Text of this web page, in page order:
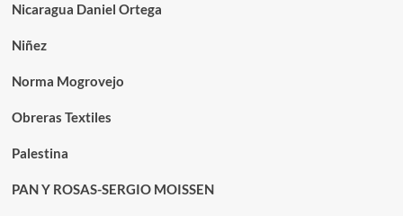
Nicaragua Daniel Ortega
Niñez
Norma Mogrovejo
Obreras Textiles
Palestina
PAN Y ROSAS-SERGIO MOISSEN